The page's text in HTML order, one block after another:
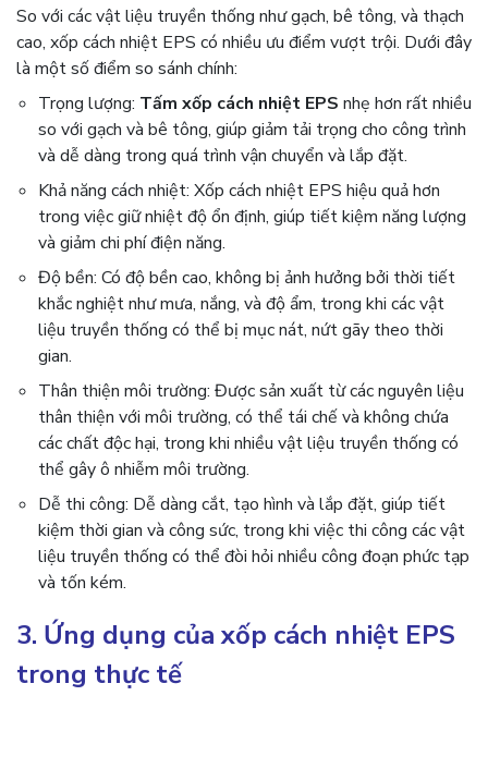
So với các vật liệu truyền thống như gạch, bê tông, và thạch
cao, xốp cách nhiệt EPS có nhiều ưu điểm vượt trội. Dưới đây
là một số điểm so sánh chính:
Trọng lượng: Tấm xốp cách nhiệt EPS nhẹ hơn rất nhiều
so với gạch và bê tông, giúp giảm tải trọng cho công trình
và dễ dàng trong quá trình vận chuyển và lắp đặt.
Khả năng cách nhiệt: Xốp cách nhiệt EPS hiệu quả hơn
trong việc giữ nhiệt độ ổn định, giúp tiết kiệm năng lượng
và giảm chi phí điện năng.
Độ bền: Có độ bền cao, không bị ảnh hưởng bởi thời tiết
khắc nghiệt như mưa, nắng, và độ ẩm, trong khi các vật
liệu truyền thống có thể bị mục nát, nứt gãy theo thời
gian.
Thân thiện môi trường: Được sản xuất từ các nguyên liệu
thân thiện với môi trường, có thể tái chế và không chứa
các chất độc hại, trong khi nhiều vật liệu truyền thống có
thể gây ô nhiễm môi trường.
Dễ thi công: Dễ dàng cắt, tạo hình và lắp đặt, giúp tiết
kiệm thời gian và công sức, trong khi việc thi công các vật
liệu truyền thống có thể đòi hỏi nhiều công đoạn phức tạp
và tốn kém.
3. Ứng dụng của xốp cách nhiệt EPS
trong thực tế